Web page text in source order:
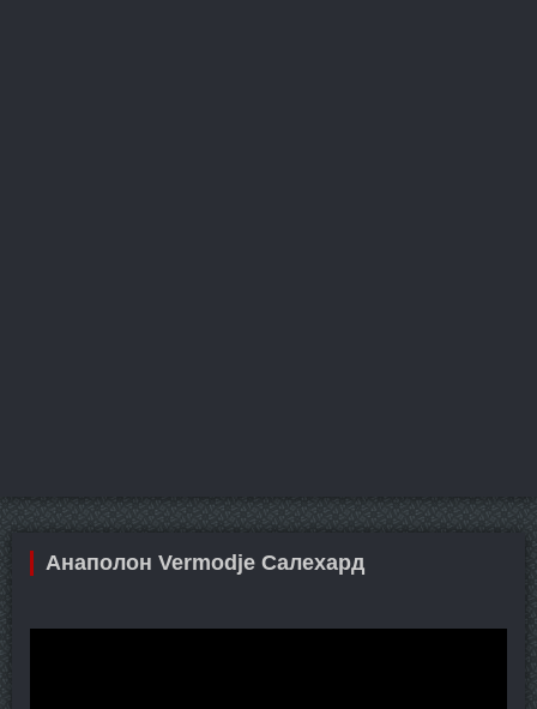
Анаполон Vermodje Салехард